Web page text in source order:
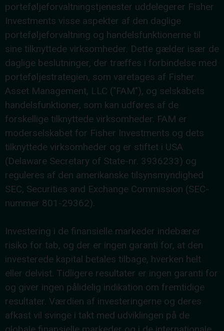
porteføljeforvaltningstjenester uddelegerer Fisher
Investments visse aspekter af den daglige
porteføljeforvaltning og handelsfunktionerne til
sine tilknyttede virksomheder. Dette gælder især de
daglige beslutninger, der træffes i forbindelse med
porteføljestrategien, som varetages af Fisher
Asset Management, LLC ("FAM"), og selskabets
handelsfunktioner, som kan udføres af de
forskellige tilknyttede virksomheder. FAM er
moderselskabet for Fisher Investments og dets
tilknyttede virksomheder og er stiftet i USA
(Delaware Secretary of State-nr. 3936233) og
reguleres af den amerikanske tilsynsmyndighed
SEC, Securities and Exchange Commission (SEC-
nummer 801-29362).
Investering i de finansielle markeder indebærer
risiko for tab, og der er ingen garanti for, at den
investerede kapital betales tilbage, hverken helt
eller delvist. Tidligere resultater er ingen garanti for
og giver ingen pålidelig indikation om fremtidige
resultater. Værdien af investeringerne og deres
afkast vil svinge i takt med udviklingen på de